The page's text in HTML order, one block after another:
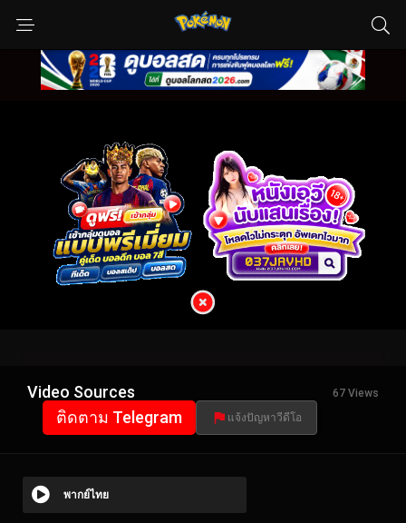
Video Sources 67 Views
ติดตาม Telegram แจ้งปัญหาวีดีโอ
พากย์ไทย